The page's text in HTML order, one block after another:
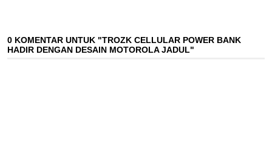
0 KOMENTAR UNTUK "TROZK CELLULAR POWER BANK
HADIR DENGAN DESAIN MOTOROLA JADUL"